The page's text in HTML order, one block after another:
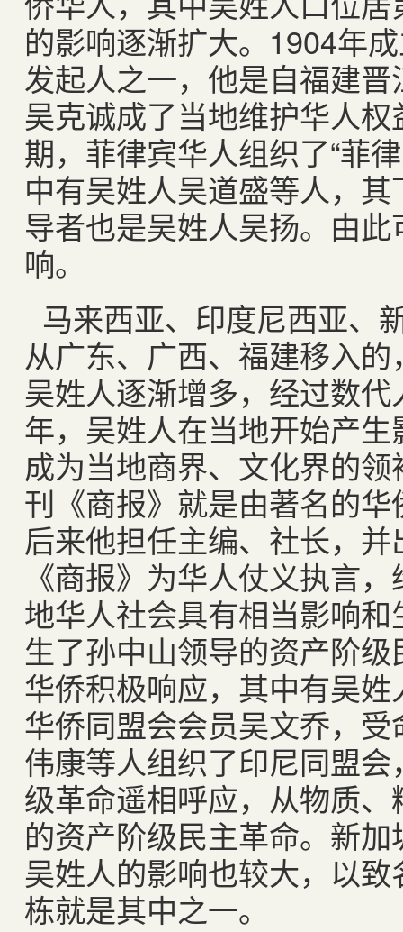
的影响逐渐扩大。 1904年
发起人之一，他是自福建
吴克诚成了当地维护华人
期，菲律宾华人组织了“菲
中有吴姓人吴道盛等人，
导者也是吴姓人吴扬。由
响。
马来西亚、印度尼西亚、
从广东、广西、福建移入
吴姓人逐渐增多，经过数
年，吴姓人在当地开始产
成为当地商界、文化界的
刊《商报》就是由著名的
后来他担任主编、社长，
《商报》为华人仗义执言
地华人社会具有相当影响
生了孙中山领导的资产阶
华侨积极响应，其中有吴
华侨同盟会会员吴文乔，
伟康等人组织了印尼同盟
级革命遥相呼应，从物质
的资产阶级民主革命。新
吴姓人的影响也较大，以
栋就是其中之一。